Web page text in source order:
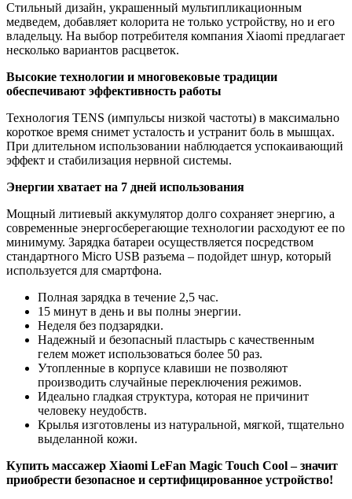
Стильный дизайн, украшенный мультипликационным
медведем, добавляет колорита не только устройству, но и его
владельцу. На выбор потребителя компания Xiaomi предлагает
несколько вариантов расцветок.
Высокие технологии и многовековые традиции
обеспечивают эффективность работы
Технология TENS (импульсы низкой частоты) в максимально
короткое время снимет усталость и устранит боль в мышцах.
При длительном использовании наблюдается успокаивающий
эффект и стабилизация нервной системы.
Энергии хватает на 7 дней использования
Мощный литиевый аккумулятор долго сохраняет энергию, а
современные энергосберегающие технологии расходуют ее по
минимуму. Зарядка батареи осуществляется посредством
стандартного Micro USB разъема – подойдет шнур, который
используется для смартфона.
Полная зарядка в течение 2,5 час.
15 минут в день и вы полны энергии.
Неделя без подзарядки.
Надежный и безопасный пластырь с качественным
гелем может использоваться более 50 раз.
Утопленные в корпусе клавиши не позволяют
производить случайные переключения режимов.
Идеально гладкая структура, которая не причинит
человеку неудобств.
Крылья изготовлены из натуральной, мягкой, тщательно
выделанной кожи.
Купить массажер Xiaomi LeFan Magic Touch Cool – значит
приобрести безопасное и сертифицированное устройство!